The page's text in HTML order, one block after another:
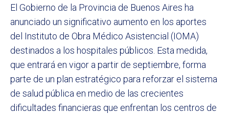
El Gobierno de la Provincia de Buenos Aires ha
anunciado un significativo aumento en los aportes
del Instituto de Obra Médico Asistencial (IOMA)
destinados a los hospitales públicos. Esta medida,
que entrará en vigor a partir de septiembre, forma
parte de un plan estratégico para reforzar el sistema
de salud pública en medio de las crecientes
dificultades financieras que enfrentan los centros de